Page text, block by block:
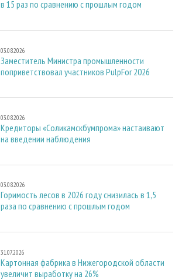
в 15 раз по сравнению с прошлым годом
03.08.2026
Заместитель Министра промышленности
поприветствовал участников PulpFor 2026
03.08.2026
Кредиторы «Соликамскбумпрома» настаивают
на введении наблюдения
03.08.2026
Горимость лесов в 2026 году снизилась в 1,5
раза по сравнению с прошлым годом
31.07.2026
Картонная фабрика в Нижегородской области
увеличит выработку на 26%